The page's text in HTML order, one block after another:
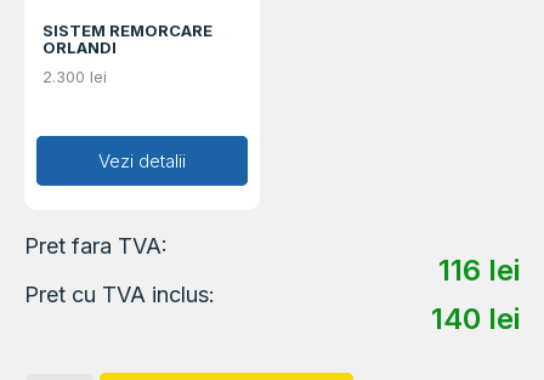
SISTEM REMORCARE
ORLANDI
2.300 lei
Adaugă în coș
Vezi detalii
Pret fara TVA:
116 lei
Pret cu TVA inclus:
140 lei